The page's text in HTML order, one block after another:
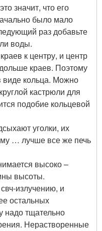
значит, что его
было мало
раз добавьте
воды.
к центру, и центр
краев. Поэтому
кольца. Можно
кастрюли для
подобие кольцевой
уголки, их
… лучше все же печь
высоко –
высоты.
излучению, и
остальных
надо тщательно
Нерастворенные